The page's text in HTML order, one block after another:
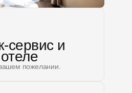
сервис и
пожелании.